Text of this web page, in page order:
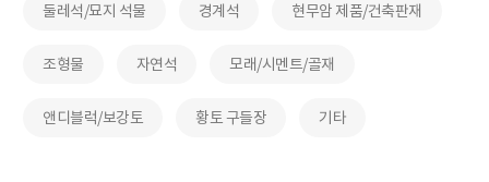
둘레석/묘지 석물 경계석 현무암 제품/건축판재
조형물 자연석 모래/시멘트/골재
앤디블럭/보강토 황토 구들장 기타